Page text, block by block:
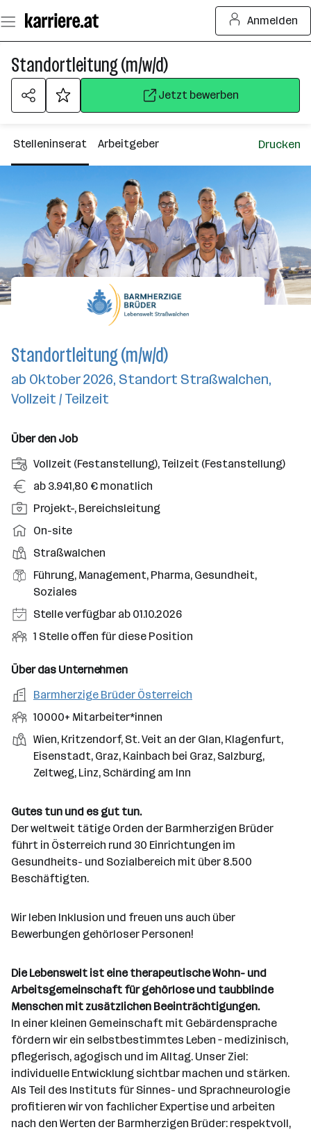
Seiteninhalt
springen
Anmelden
Standortleitung (m/w/d)
Jetzt bewerben
Stelleninserat Arbeitgeber Drucken
Standortleitung (m/w/d)
ab Oktober 2026, Standort Straßwalchen,
Vollzeit / Teilzeit
Über den Job
A
n
t
e
l
u
g
s
r
Vollzeit (Festanstellung), Teilzeit (Festanstellung)
G
e
h
a
l
t
ab 3.941,80 € monatlich
P
o
i
t
o
n
s
b
e
e
Projekt-, Bereichsleitung
A
r
b
e
t
s
o
e
l
On-site
D
i
s
t
r
Straßwalchen
B
r
u
f
f
e
d
e
Führung, Management, Pharma, Gesundheit,
Soziales
E
i
t
i
t
s
u
m
Stelle verfügbar ab 01.10.2026
O
f
n
e
S
e
n
1 Stelle offen für diese Position
Über das Unternehmen
A
r
e
e
b
e
r
Barmherzige Brüder Österreich
M
i
t
e
i
t
e
r
i
n
e
n
a
n
z
a
h
l
10000+ Mitarbeiter*innen
S
d
o
r
t
e
Wien, Kritzendorf, St. Veit an der Glan, Klagenfurt,
Eisenstadt, Graz, Kainbach bei Graz, Salzburg,
Zeltweg, Linz, Schärding am Inn
Gutes tun und es gut tun.
Der weltweit tätige Orden der Barmherzigen Brüder
führt in Österreich rund 30 Einrichtungen im
Gesundheits- und Sozialbereich mit über 8.500
Beschäftigten.
Wir leben Inklusion und freuen uns auch über
Bewerbungen gehörloser Personen!
Die Lebenswelt ist eine therapeutische Wohn- und
Arbeitsgemeinschaft für gehörlose und taubblinde
Menschen mit zusätzlichen Beeinträchtigungen.
In einer kleinen Gemeinschaft mit Gebärdensprache
fördern wir ein selbstbestimmtes Leben – medizinisch,
pflegerisch, agogisch und im Alltag. Unser Ziel:
individuelle Entwicklung sichtbar machen und stärken.
Als Teil des Instituts für Sinnes- und Sprachneurologie
profitieren wir von fachlicher Expertise und arbeiten
nach den Werten der Barmherzigen Brüder: respektvoll,